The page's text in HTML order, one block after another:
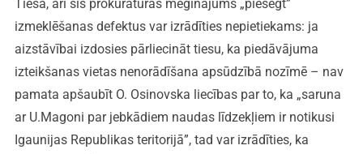
Tiesa, arī šis prokuratūras mēģinājums „piesegt”
izmeklēšanas defektus var izrādīties nepietiekams: ja
aizstāvībai izdosies pārliecināt tiesu, ka piedāvājuma
izteikšanas vietas nenorādīšana apsūdzībā nozīmē – nav
pamata apšaubīt O. Osinovska liecības par to, ka „saruna
ar U.Magoni par jebkādiem naudas līdzekļiem ir notikusi
Igaunijas Republikas teritorijā”, tad var izrādīties, ka